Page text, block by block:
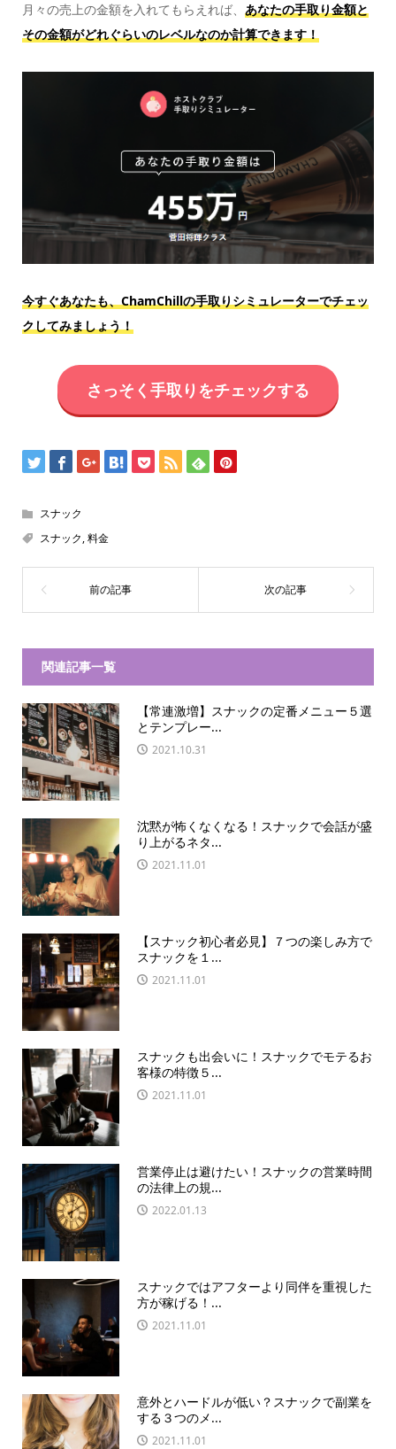
月々の売上の金額を入れてもらえれば、 あなたの手取り金額と
その金額がどれぐらいのレベルなのか計算できます！
今すぐあなたも、ChamChillの手取りシミュレーターでチェッ
クしてみましょう！
さっそく手取りをチェックする
スナック
スナック,料金
関連記事一覧
【常連激増】スナックの定番メニュー５選
とテンプレー...
2021.10.31
沈黙が怖くなくなる！スナックで会話が盛
り上がるネタ...
2021.11.01
【スナック初心者必見】７つの楽しみ方で
スナックを１...
2021.11.01
スナックも出会いに！スナックでモテるお
客様の特徴５...
2021.11.01
営業停止は避けたい！スナックの営業時間
の法律上の規...
2022.01.13
スナックではアフターより同伴を重視した
方が稼げる！...
2021.11.01
意外とハードルが低い？スナックで副業を
する３つのメ...
2021.11.01